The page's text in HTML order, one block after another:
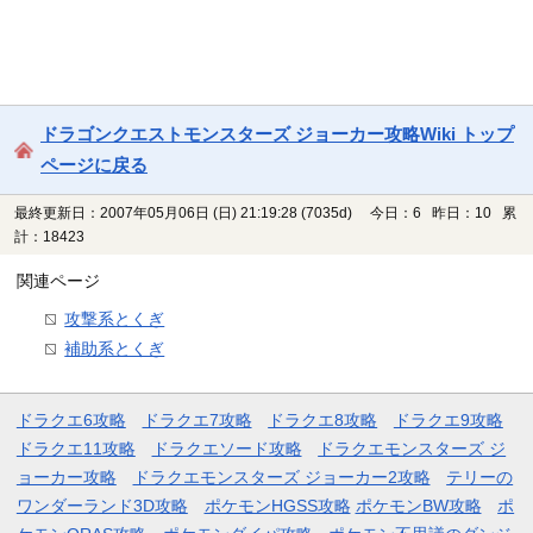
ドラゴンクエストモンスターズ ジョーカー攻略Wiki トップ
ページに戻る
最終更新日：2007年05月06日 (日) 21:19:28 (7035d)
今日：6 昨日：10 累
計：18423
関連ページ
攻撃系とくぎ
補助系とくぎ
ドラクエ6攻略 ドラクエ7攻略 ドラクエ8攻略
ドラクエ9攻略
ドラクエ11攻略
ドラクエソード攻略
ドラクエモンスターズ ジ
ョーカー攻略
ドラクエモンスターズ ジョーカー2攻略
テリーの
ワンダーランド3D攻略
ポケモンHGSS攻略 ポケモンBW攻略
ポ